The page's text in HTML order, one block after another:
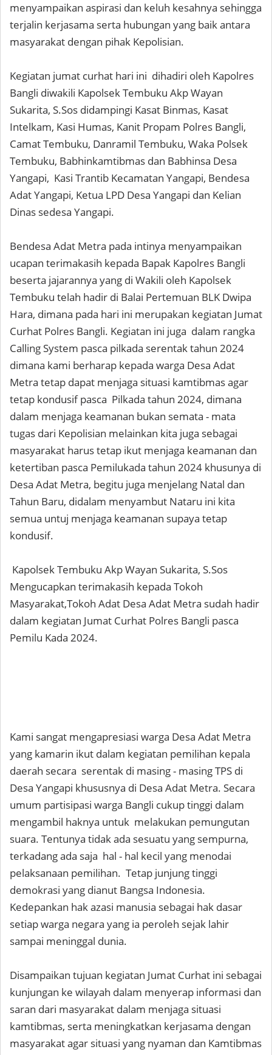
menyampaikan aspirasi dan keluh kesahnya sehingga
terjalin kerjasama serta hubungan yang baik antara
masyarakat dengan pihak Kepolisian.
Kegiatan jumat curhat hari ini dihadiri oleh Kapolres
Bangli diwakili Kapolsek Tembuku Akp Wayan
Sukarita, S.Sos didampingi Kasat Binmas, Kasat
Intelkam, Kasi Humas, Kanit Propam Polres Bangli,
Camat Tembuku, Danramil Tembuku, Waka Polsek
Tembuku, Babhinkamtibmas dan Babhinsa Desa
Yangapi, Kasi Trantib Kecamatan Yangapi, Bendesa
Adat Yangapi, Ketua LPD Desa Yangapi dan Kelian
Dinas sedesa Yangapi.
Bendesa Adat Metra pada intinya menyampaikan
ucapan terimakasih kepada Bapak Kapolres Bangli
beserta jajarannya yang di Wakili oleh Kapolsek
Tembuku telah hadir di Balai Pertemuan BLK Dwipa
Hara, dimana pada hari ini merupakan kegiatan Jumat
Curhat Polres Bangli. Kegiatan ini juga dalam rangka
Calling System pasca pilkada serentak tahun 2024
dimana kami berharap kepada warga Desa Adat
Metra tetap dapat menjaga situasi kamtibmas agar
tetap kondusif pasca Pilkada tahun 2024, dimana
dalam menjaga keamanan bukan semata - mata
tugas dari Kepolisian melainkan kita juga sebagai
masyarakat harus tetap ikut menjaga keamanan dan
ketertiban pasca Pemilukada tahun 2024 khusunya di
Desa Adat Metra, begitu juga menjelang Natal dan
Tahun Baru, didalam menyambut Nataru ini kita
semua untuj menjaga keamanan supaya tetap
kondusif.
Kapolsek Tembuku Akp Wayan Sukarita, S.Sos
Mengucapkan terimakasih kepada Tokoh
Masyarakat,Tokoh Adat Desa Adat Metra sudah hadir
dalam kegiatan Jumat Curhat Polres Bangli pasca
Pemilu Kada 2024.
Kami sangat mengapresiasi warga Desa Adat Metra
yang kamarin ikut dalam kegiatan pemilihan kepala
daerah secara serentak di masing - masing TPS di
Desa Yangapi khususnya di Desa Adat Metra. Secara
umum partisipasi warga Bangli cukup tinggi dalam
mengambil haknya untuk melakukan pemungutan
suara. Tentunya tidak ada sesuatu yang sempurna,
terkadang ada saja hal - hal kecil yang menodai
pelaksanaan pemilihan. Tetap junjung tinggi
demokrasi yang dianut Bangsa Indonesia.
Kedepankan hak azasi manusia sebagai hak dasar
setiap warga negara yang ia peroleh sejak lahir
sampai meninggal dunia.
Disampaikan tujuan kegiatan Jumat Curhat ini sebagai
kunjungan ke wilayah dalam menyerap informasi dan
saran dari masyarakat dalam menjaga situasi
kamtibmas, serta meningkatkan kerjasama dengan
masyarakat agar situasi yang nyaman dan Kamtibmas